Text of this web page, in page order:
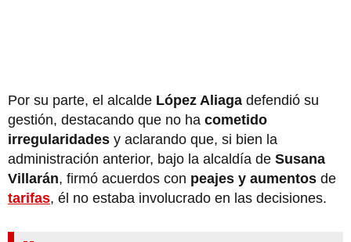
Por su parte, el alcalde López Aliaga defendió su
gestión, destacando que no ha cometido
irregularidades y aclarando que, si bien la
administración anterior, bajo la alcaldía de Susana
Villarán, firmó acuerdos con peajes y aumentos de
tarifas, él no estaba involucrado en las decisiones.